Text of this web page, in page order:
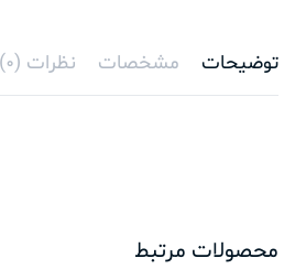
توضیحات مشخصات نظرات (0)
محصولات مرتبط